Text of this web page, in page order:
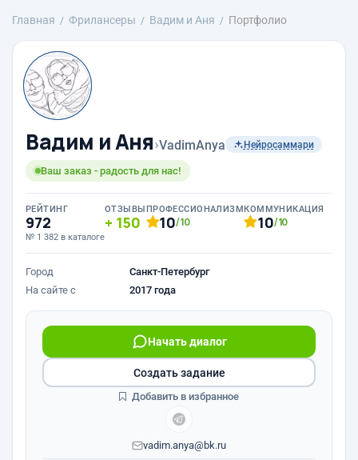
Главная Фрилансеры Вадим и Аня Портфолио
Вадим и Аня›VadimAnya Нейросаммари
Ваш заказ - радость для нас!
РЕЙТИНГ
972
№ 1 382 в каталоге
ОТЗЫВЫ
150
ПРОФЕССИОНАЛИЗМ
10/10
КОММУНИКАЦИЯ
10/10
Город
Санкт-Петербург
На сайте с
2017 года
Начать диалог
vadim.anya@bk.ru
Создать задание
Добавить в избранное